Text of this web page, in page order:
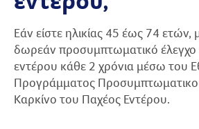
Εάν είστε ηλικίας 45 έως 74 ετών,
δωρεάν προσυμπτωματικό έλεγχο
εντέρου κάθε 2 χρόνια μέσω του
Προγράμματος
Καρκίνο του Παχέος Εντέρου.